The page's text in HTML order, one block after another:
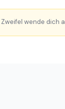
wende dich